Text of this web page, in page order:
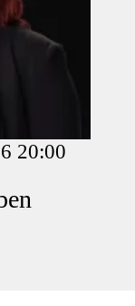
20:00